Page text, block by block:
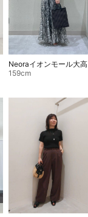
Neoraイオンモール大高
159cm